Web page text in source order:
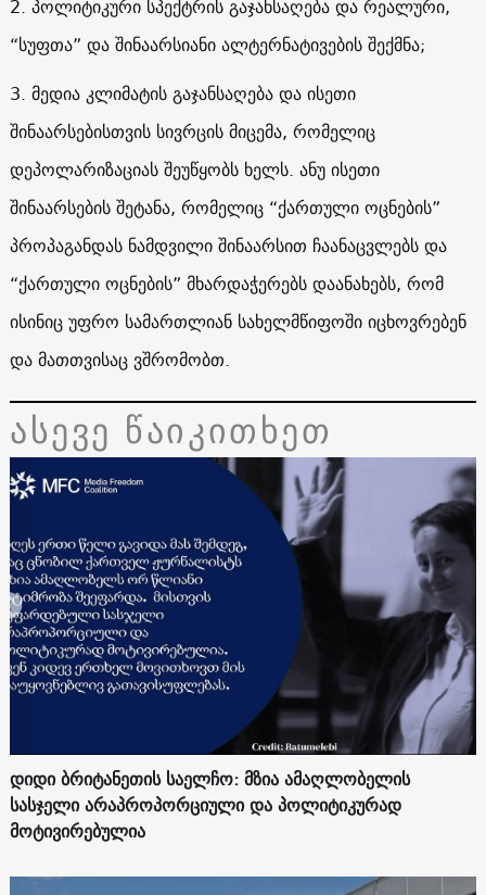
“სუფთა” და შინაარსიანი ალტერნატივების შექმნა;
3. მედია კლიმატის გაჯანსაღება და ისეთი
შინაარსებისთვის სივრცის მიცემა, რომელიც
დეპოლარიზაციას შეუწყობს ხელს. ანუ ისეთი
შინაარსების შეტანა, რომელიც “ქართული ოცნების”
პროპაგანდას ნამდვილი შინაარსით ჩაანაცვლებს და
“ქართული ოცნების” მხარდაჭერებს დაანახებს, რომ
ისინიც უფრო სამართლიან სახელმწიფოში იცხოვრებენ
და მათთვისაც ვშრომობთ.
ასევე წაიკითხეთ
დიდი ბრიტანეთის საელჩო: მზია ამაღლობელის
სასჯელი არაპროპორციული და პოლიტიკურად
მოტივირებულია